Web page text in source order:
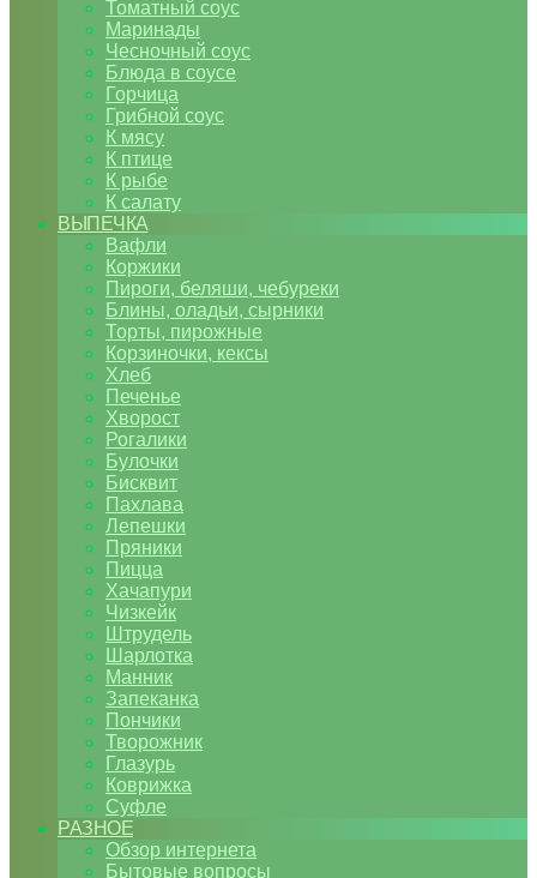
Томатный соус
Маринады
Чесночный соус
Блюда в соусе
Горчица
Грибной соус
К мясу
К птице
К рыбе
К салату
ВЫПЕЧКА
Вафли
Коржики
Пироги, беляши, чебуреки
Блины, оладьи, сырники
Торты, пирожные
Корзиночки, кексы
Хлеб
Печенье
Хворост
Рогалики
Булочки
Бисквит
Пахлава
Лепешки
Пряники
Пицца
Хачапури
Чизкейк
Штрудель
Шарлотка
Манник
Запеканка
Пончики
Творожник
Глазурь
Коврижка
Суфле
РАЗНОЕ
Обзор интернета
Бытовые вопросы